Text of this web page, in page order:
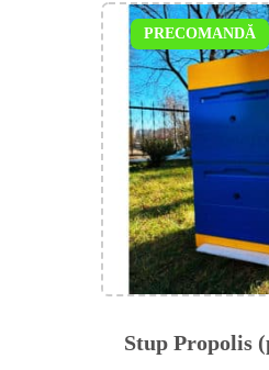
Stup Propolis
PRECOMANDĂ